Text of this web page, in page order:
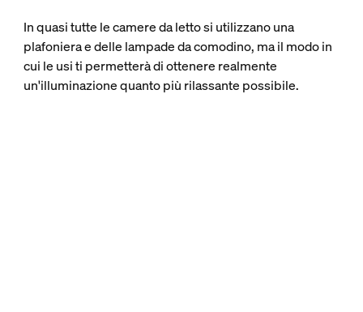
In quasi tutte le camere da letto si utilizzano una
plafoniera e delle lampade da comodino, ma il modo in
cui le usi ti permetterà di ottenere realmente
un'illuminazione quanto più rilassante possibile.